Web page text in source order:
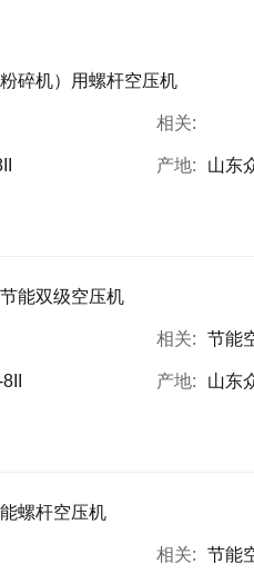
碎机）用螺杆空压机
相关:
产地: 山东
能双级空压机
相关: 节能
产地: 山东
螺杆空压机
相关: 节能空